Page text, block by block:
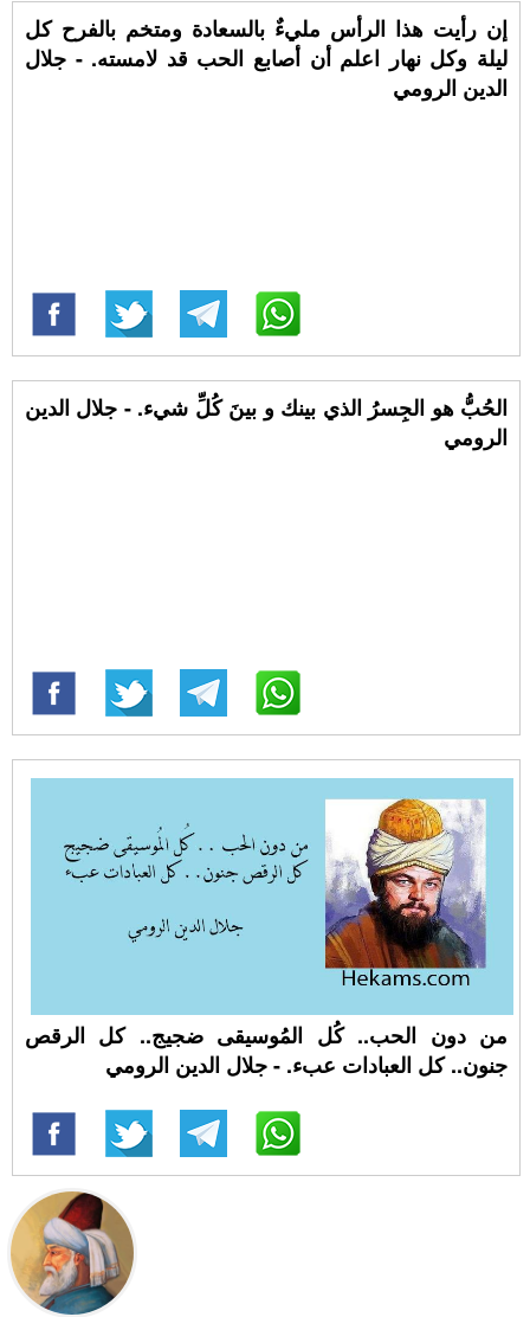
‏إن رأيت هذا الرأس مليءٌ بالسعادة ومتخم بالفرح كل
ليلة وكل نهار اعلم أن أصابع الحب قد لامسته. - جلال
الدين الرومي
الحُبُّ هو الجِسرُ الذي بينك و بينَ كُلِّ شيء. - جلال الدين
الرومي
من دون الحب.. كُل المُوسيقى ضجيج.. كل الرقص
جنون.. كل العبادات عبء. - جلال الدين الرومي